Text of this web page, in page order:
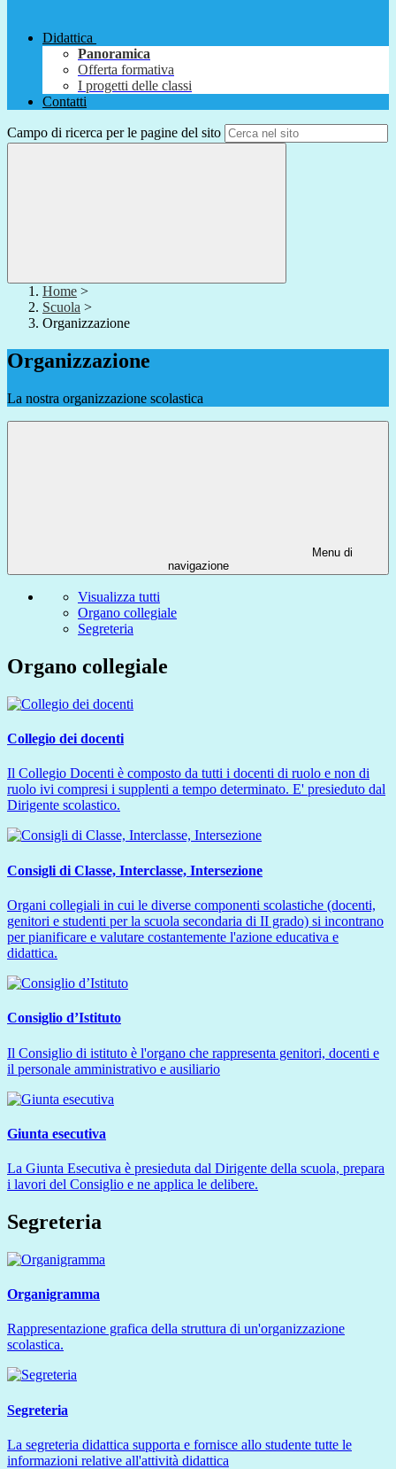
Didattica
Panoramica
Offerta formativa
I progetti delle classi
Contatti
Campo di ricerca per le pagine del sito
Home >
Scuola >
Organizzazione
Organizzazione
La nostra organizzazione scolastica
Menu di
navigazione
Visualizza tutti
Organo collegiale
Segreteria
Organo collegiale
Collegio dei docenti
Il Collegio Docenti è composto da tutti i docenti di ruolo e non di
ruolo ivi compresi i supplenti a tempo determinato. E' presieduto dal
Dirigente scolastico.
Consigli di Classe, Interclasse, Intersezione
Organi collegiali in cui le diverse componenti scolastiche (docenti,
genitori e studenti per la scuola secondaria di II grado) si incontrano
per pianificare e valutare costantemente l'azione educativa e
didattica.
Consiglio d’Istituto
Il Consiglio di istituto è l'organo che rappresenta genitori, docenti e
il personale amministrativo e ausiliario
Giunta esecutiva
La Giunta Esecutiva è presieduta dal Dirigente della scuola, prepara
i lavori del Consiglio e ne applica le delibere.
Segreteria
Organigramma
Rappresentazione grafica della struttura di un'organizzazione
scolastica.
Segreteria
La segreteria didattica supporta e fornisce allo studente tutte le
informazioni relative all'attività didattica